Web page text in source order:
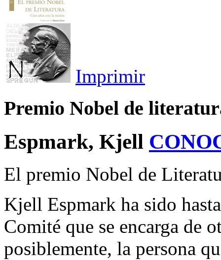
Imprimir
Premio Nobel de
Espmark, Kjell
El premio Nobel de
Kjell Espmark ha sido
Comité que se encarga de
posiblemente, la persona